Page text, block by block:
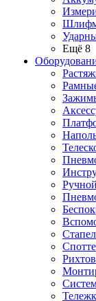
Ещё 8